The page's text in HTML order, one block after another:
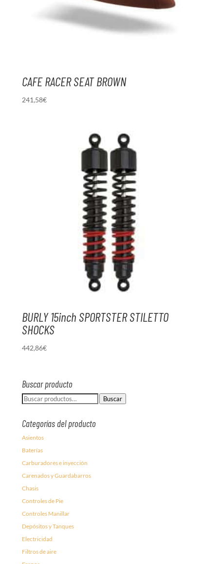
CAFE RACER SEAT BROWN
241,58€
BURLY 15inch SPORTSTER STILETTO
SHOCKS
442,86€
Buscar producto
Buscar
Buscar
Categorías del producto
Asientos
Baterías
Carburadores e inyección
Carenados y Guardabarros
Chasis
Controles de Pie
Controles Manillar
Depósitos y Tanques
Electricidad
Filtros de aire